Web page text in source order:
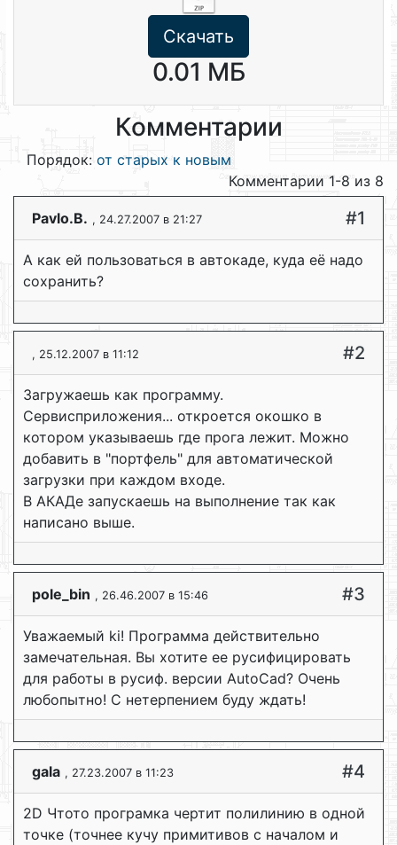
Скачать
0.01 МБ
Комментарии
Порядок: от старых к новым
Комментарии 1-8 из 8
Pavlo.B. , 24.27.2007 в 21:27 #1
А как ей пользоваться в автокаде, куда её надо
сохранить?
, 25.12.2007 в 11:12 #2
Загружаешь как программу.
Сервисприложения... откроется окошко в
котором указываешь где прога лежит. Можно
добавить в "портфель" для автоматической
загрузки при каждом входе.
В АКАДе запускаешь на выполнение так как
написано выше.
pole_bin , 26.46.2007 в 15:46 #3
Уважаемый ki! Программа действительно
замечательная. Вы хотите ее русифицировать
для работы в русиф. версии AutoCad? Очень
любопытно! С нетерпением буду ждать!
gala , 27.23.2007 в 11:23 #4
2D Чтото програмка чертит полилинию в одной
точке (точнее кучу примитивов с началом и